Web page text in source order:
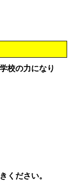
校の力になり
ください。